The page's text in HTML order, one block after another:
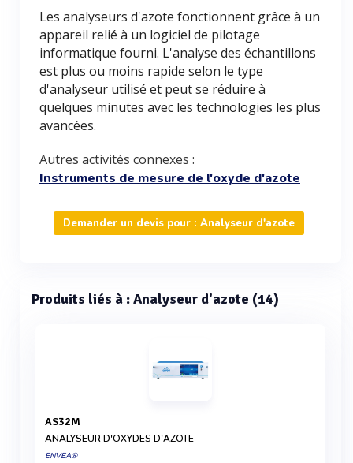
Les analyseurs d'azote fonctionnent grâce à un
appareil relié à un logiciel de pilotage
informatique fourni. L'analyse des échantillons
est plus ou moins rapide selon le type
d'analyseur utilisé et peut se réduire à
quelques minutes avec les technologies les plus
avancées.
Autres activités connexes :
Instruments de mesure de l'oxyde d'azote
Demander un devis pour : Analyseur d'azote
Produits liés à : Analyseur d'azote (14)
AS32M
ANALYSEUR D'OXYDES D'AZOTE
ENVEA®